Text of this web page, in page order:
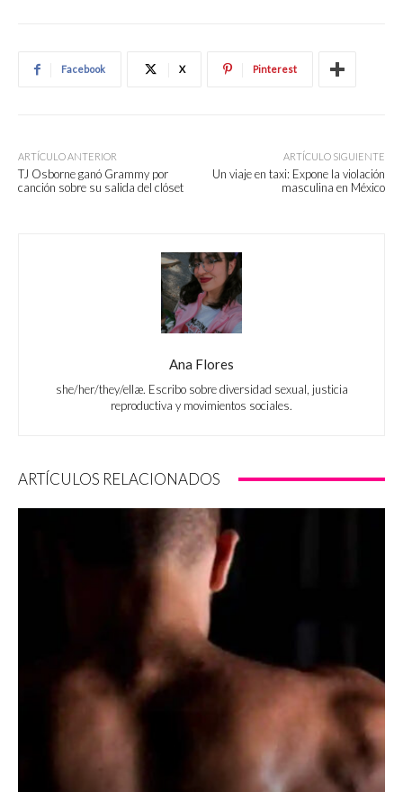
Facebook X Pinterest
ARTÍCULO ANTERIOR
TJ Osborne ganó Grammy por
canción sobre su salida del clóset
ARTÍCULO SIGUIENTE
Un viaje en taxi: Expone la violación
masculina en México
Ana Flores
she/her/they/ellæ. Escribo sobre diversidad sexual, justicia
reproductiva y movimientos sociales.
ARTÍCULOS RELACIONADOS